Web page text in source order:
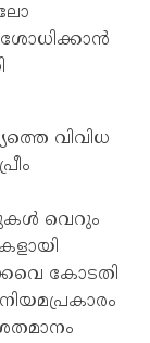
വിവിധ
വെറും
കോടതി